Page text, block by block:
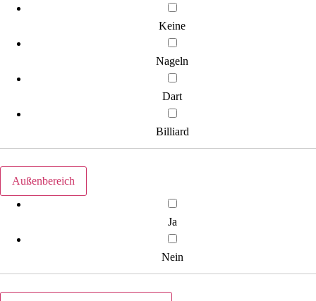
Keine
Nageln
Dart
Billiard
Außenbereich
Ja
Nein